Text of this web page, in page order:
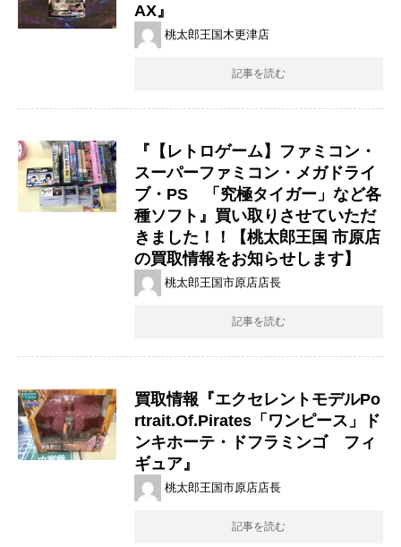
AX』
桃太郎王国木更津店
記事を読む
『【レトロゲーム】ファミコン・
スーパーファミコン・メガドライ
ブ・PS 「究極タイガー」など各
種ソフト』買い取りさせていただ
きました！！【桃太郎王国 市原店
の買取情報をお知らせします】
桃太郎王国市原店店長
記事を読む
買取情報『​エクセレントモデル​Po
rtrait.Of.Pirates「ワンピース」ド
ンキホーテ・ドフラミンゴ フィ
ギュア』
桃太郎王国市原店店長
記事を読む